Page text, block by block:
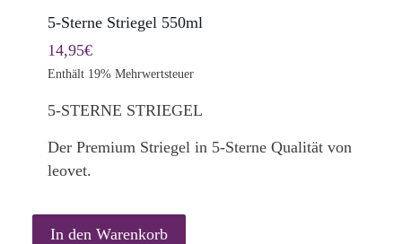
5-Sterne Striegel 550ml
14,95€
Enthält 19% Mehrwertsteuer
5-STERNE STRIEGEL
Der Premium Striegel in 5-Sterne Qualität von
leovet.
In den Warenkorb